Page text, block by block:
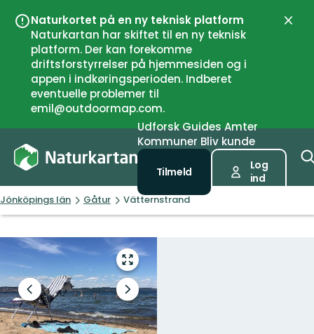
Naturkortet på en ny teknisk platform
Naturkartan har skiftet til en ny teknisk
platform. Der kan forekomme
driftsforstyrrelser på hjemmesiden og i
appen i indkøringsperioden. Indberet
eventuelle problemer til
emil@outdoormap.com.
Luk
UdforskGuidesAmter
Kommuner Bliv kunde
Tilmeld
Log
ind
Jönköpings län Gåtur Vätternstrand
Gå
til
fuld
skærm
Forrige
slide
Næste
slide